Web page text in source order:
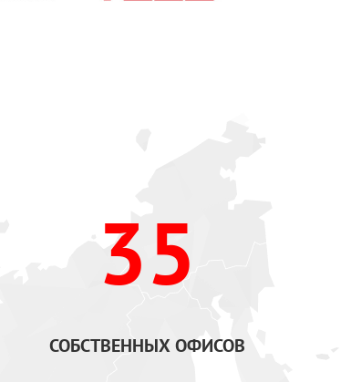
35
СОБСТВЕННЫХ ОФИСОВ